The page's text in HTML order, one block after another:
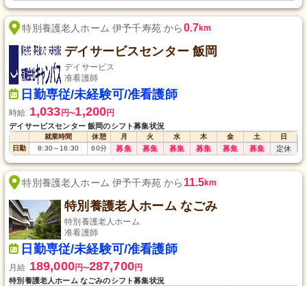
特別養護老人ホーム 伊予千寿苑 から0.7km
デイサービスセンター 飯岡
デイサービス
准看護師
日勤専従/未経験可/准看護師
時給 1,033 円〜1,200円
デイサービスセンター 飯岡のシフト募集状況
就業時間 休憩 月 火 水 木 金 土
日
日勤
8:30～16:30 60分 募集 募集 募集 募集 募集 募集 定休
特別養護老人ホーム 伊予千寿苑 から 11.5km
特別養護老人ホーム なごみ
特別養護老人ホーム
准看護師
日勤専従/未経験可/准看護師
月給 189,000円〜287,700円
特別養護老人ホーム なごみのシフト募集状況